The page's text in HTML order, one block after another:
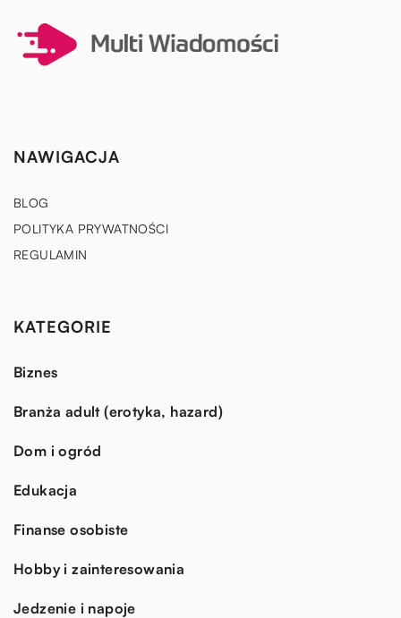
NAWIGACJA
BLOG
POLITYKA PRYWATNOŚCI
REGULAMIN
KATEGORIE
Biznes
Branża adult (erotyka, hazard)
Dom i ogród
Edukacja
Finanse osobiste
Hobby i zainteresowania
Jedzenie i napoje